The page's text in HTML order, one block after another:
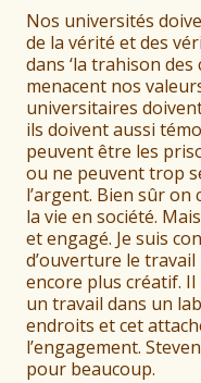
Nos universités
de la vérité et des
dans ‘la trahison des
menacent nos
universitaires
ils doivent aussi
peuvent être les
ou ne peuvent trop
l’argent. Bien sûr
la vie en société.
et engagé. Je suis
d’ouverture le
encore plus créatif. Il
un travail dans un
endroits et cet
l’engagement.
pour beaucoup.